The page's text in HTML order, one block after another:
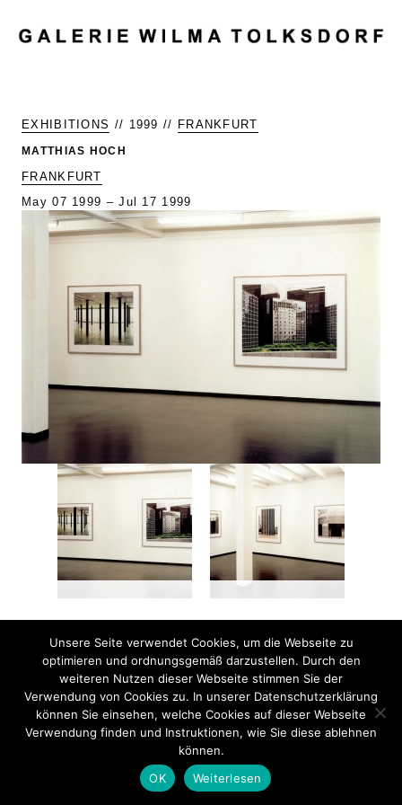
EXHIBITIONS // 1999 // FRANKFURT
MATTHIAS HOCH
FRANKFURT
May 07 1999 – Jul 17 1999
⭡TOP © 2026 GALERIE WILMA TOLKSDORF
IMPRINT//DATENSCHUTZERKLÄRUNG// CONTACT
Unsere Seite verwendet Cookies, um die Webseite zu
optimieren und ordnungsgemäß darzustellen. Durch den
weiteren Nutzen dieser Webseite stimmen Sie der
Verwendung von Cookies zu. In unserer Datenschutzerklärung
können Sie einsehen, welche Cookies auf dieser Webseite
Verwendung finden und Instruktionen, wie Sie diese ablehnen
können.
OK
Weiterlesen